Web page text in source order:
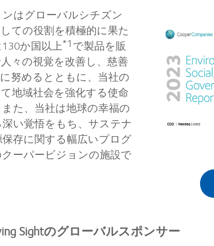
はグローバルシチズン
しての役割を積極的に果た
か国以上*1で製品を販
々の視覚を改善し、慈善
努めるとともに、当社の
地域社会を強化する使命
た、当社は地球の幸福の
い覚悟をもち、サステナ
存に関する幅広いプログ
ーパービジョンの施設で
Sightのグローバルスポンサー